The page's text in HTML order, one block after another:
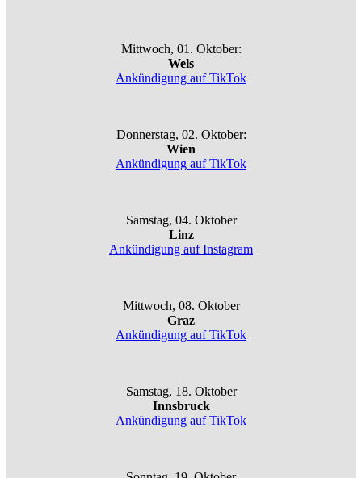
Mittwoch, 01. Oktober:
Wels
Ankündigung auf TikTok
Donnerstag, 02. Oktober:
Wien
Ankündigung auf TikTok
Samstag, 04. Oktober
Linz
Ankündigung auf Instagram
Mittwoch, 08. Oktober
Graz
Ankündigung auf TikTok
Samstag, 18. Oktober
Innsbruck
Ankündigung auf TikTok